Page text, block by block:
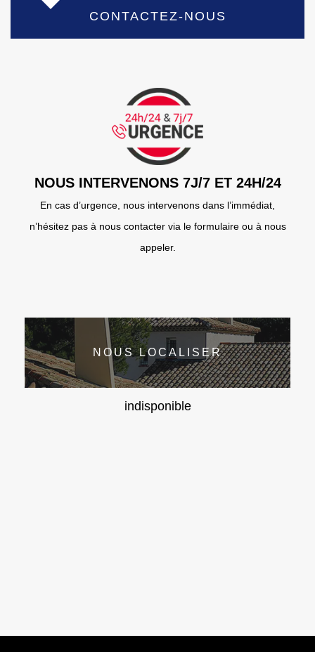
CONTACTEZ-NOUS
NOUS INTERVENONS 7J/7 ET 24H/24
En cas d’urgence, nous intervenons dans l’immédiat,
n’hésitez pas à nous contacter via le formulaire ou à nous
appeler.
NOUS LOCALISER
indisponible